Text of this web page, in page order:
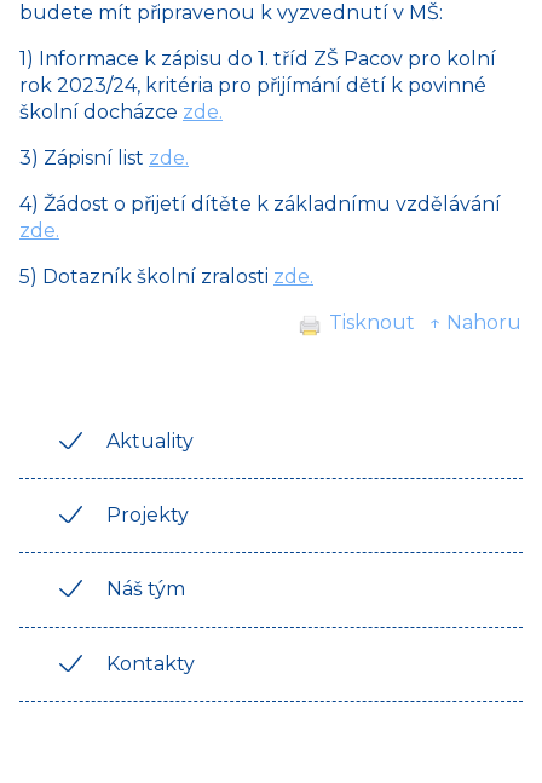
budete mít připravenou k vyzvednutí v MŠ:
1) Informace k zápisu do 1. tříd ZŠ Pacov pro kolní
rok 2023/24, kritéria pro přijímání dětí k povinné
školní docházce zde.
3) Zápisní list zde.
4) Žádost o přijetí dítěte k základnímu vzdělávání
zde.
5) Dotazník školní zralosti zde.
Tisknout
↑ Nahoru
Aktuality
Projekty
Náš tým
Kontakty